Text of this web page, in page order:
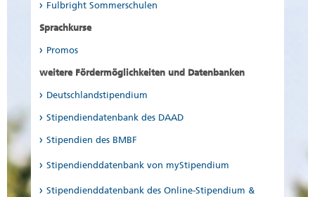
Fulbright Sommerschulen
Sprachkurse
Promos
weitere Fördermöglichkeiten und Datenbanken
Deutschlandstipendium
Stipendiendatenbank des DAAD
Stipendien des BMBF
Stipendienddatenbank von myStipendium
Stipendienddatenbank des Online-Stipendium &